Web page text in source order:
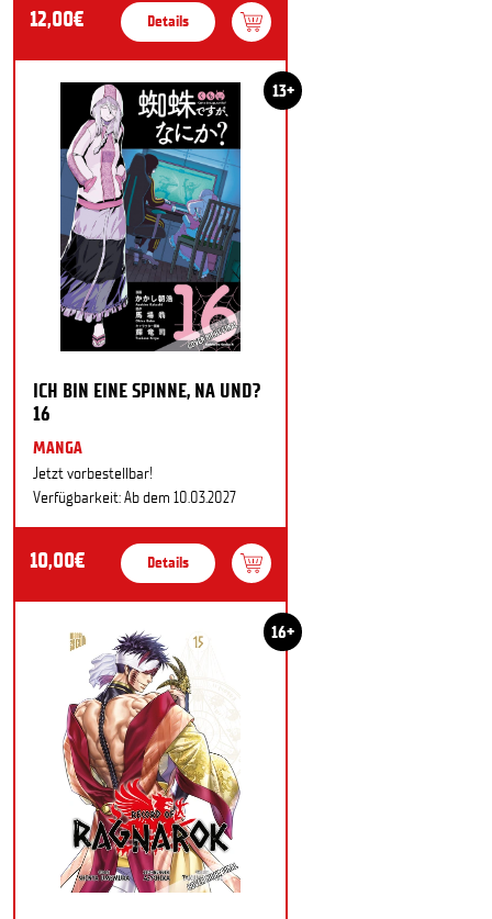
12,00€ Details
13+
ICH BIN EINE SPINNE, NA UND?
16
MANGA
Jetzt vorbestellbar!
Verfügbarkeit: Ab dem 10.03.2027
10,00€ Details
16+